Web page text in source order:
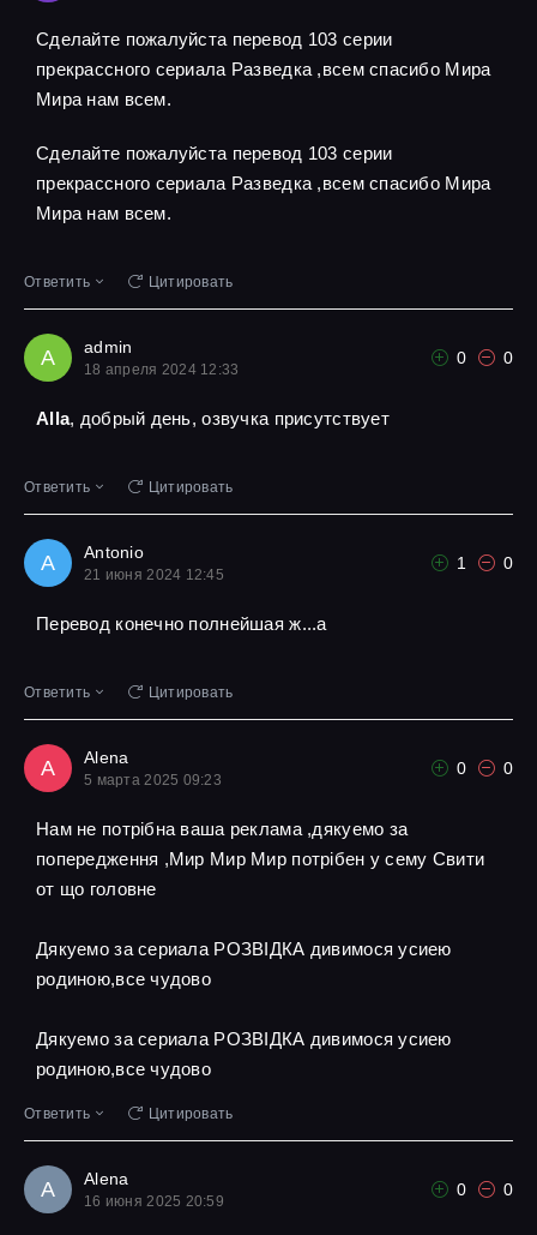
Сделайте пожалуйста перевод 103 серии
прекрассного сериала Разведка ,всем спасибо Мира
Мира нам всем.
Сделайте пожалуйста перевод 103 серии
прекрассного сериала Разведка ,всем спасибо Мира
Мира нам всем.
Ответить Цитировать
A admin
18 апреля 2024 12:33
0 0
Alla, добрый день, озвучка присутствует
Ответить Цитировать
A Antonio
21 июня 2024 12:45
1 0
Перевод конечно полнейшая ж...а
Ответить Цитировать
A Alena
5 марта 2025 09:23
0 0
Нам не потрібна ваша реклама ,дякуемо за
попередження ,Мир Мир Мир потрібен у сему Свити
от що головне
Дякуемо за сериала РОЗВІДКА дивимося усиею
родиною,все чудово
Дякуемо за сериала РОЗВІДКА дивимося усиею
родиною,все чудово
Ответить Цитировать
A Alena
16 июня 2025 20:59
0 0